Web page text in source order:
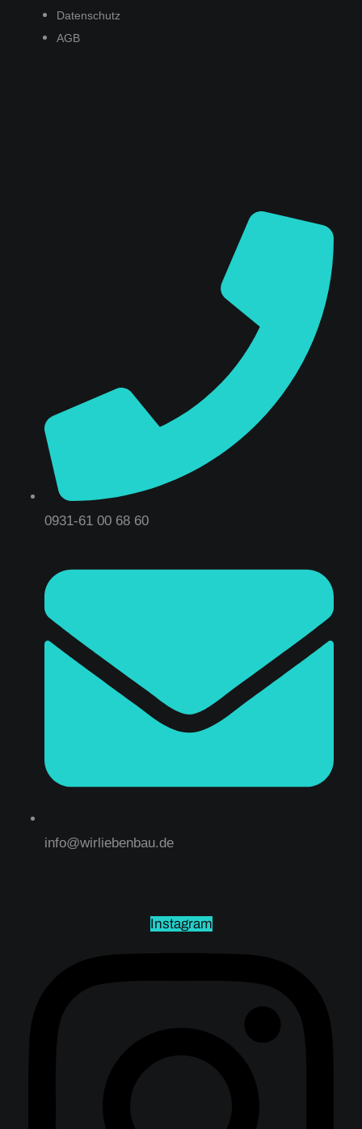
Datenschutz
AGB
0931-61 00 68 60
info@wirliebenbau.de
Instagram